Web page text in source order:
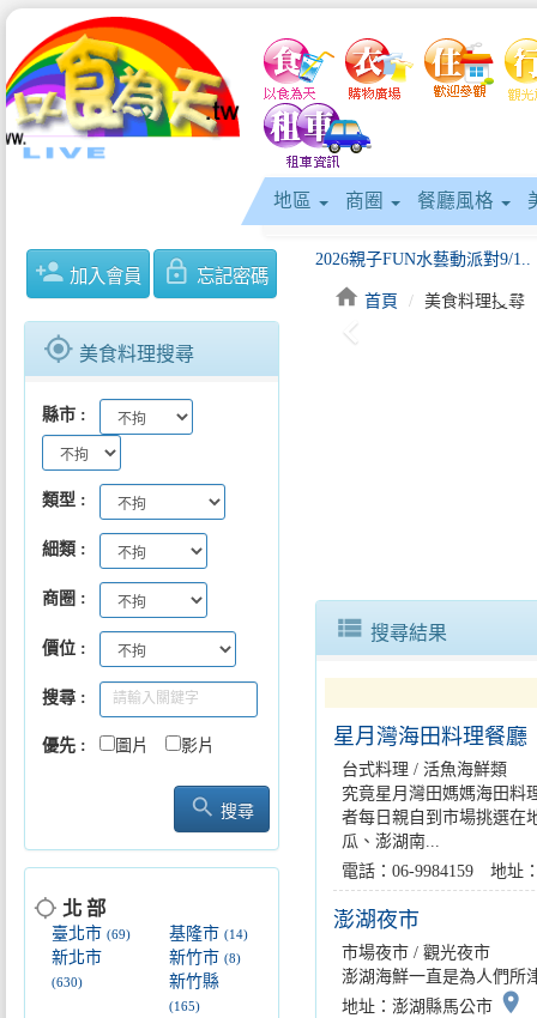
地區 商圈 餐廳風格
person_add 加入會員 lock_outline 忘記密碼
gps_fixed 美食料理搜尋
縣市
類型
細類
商圈
價位
搜尋
優先 圖片 影片
search 搜尋
location_searching 北 部
臺北市 (69) 基隆市(14)
新北市
(630)
新竹市(8)
新竹縣
(165)
2026親子FUN水藝動派對9/1..
home 首頁 美食料理搜尋
keyboard_arrow_left
view_list 搜尋結果
星月灣海田料理餐廳
台式料理 / 活魚海鮮類
究竟星月灣田媽媽海田料
者每日親自到市場挑選在
瓜、澎湖南...
電話：06-9984159 地址
澎湖夜市
市場夜市 / 觀光夜市
澎湖海鮮一直是為人們所
地址：澎湖縣馬公市 place